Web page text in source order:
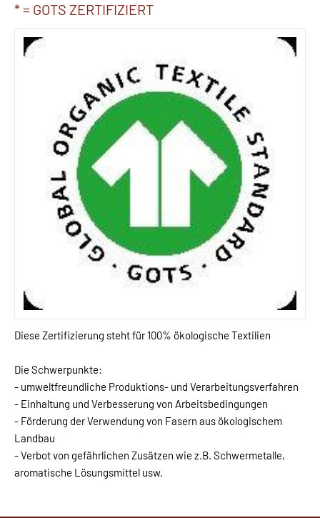
* = GOTS ZERTIFIZIERT
Diese Zertifizierung steht für 100% ökologische Textilien
Die Schwerpunkte:
- umweltfreundliche Produktions- und Verarbeitungsverfahren
- Einhaltung und Verbesserung von Arbeitsbedingungen
- Förderung der Verwendung von Fasern aus ökologischem
Landbau
- Verbot von gefährlichen Zusätzen wie z.B. Schwermetalle,
aromatische Lösungsmittel usw.